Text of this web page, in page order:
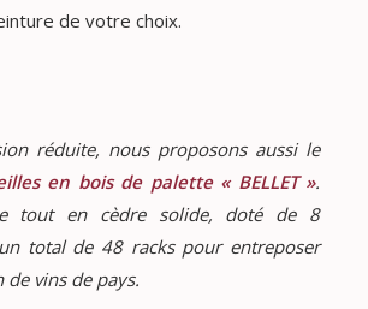
de votre choix.
Dans une version réduite, nous proposons aussi le
en bois de palette « BELLET ».
tout en cèdre solide, doté de 8
total de 48 racks pour entreposer
vins de pays.